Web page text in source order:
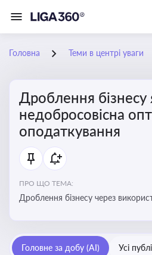
Головна Теми в центрі уваги
Дроблення бізнесу
недобросовісна
оподаткування
ПРО ЩО ТЕМА:
Дроблення бізнесу через
Головне за добу (AI) Усі